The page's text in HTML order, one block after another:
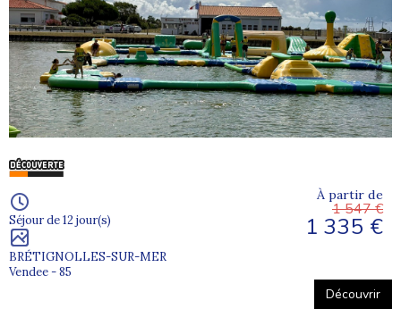
Séjour de 12 jour(s)
BRÉTIGNOLLES-SUR-MER
Vendee - 85
À partir de
1 547 €
1 335 €
Découvrir